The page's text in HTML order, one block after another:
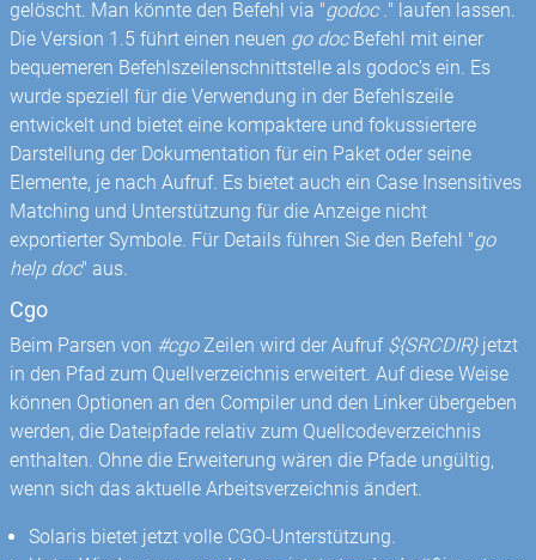
gelöscht. Man könnte den Befehl via "godoc ." laufen lassen.
Die Version 1.5 führt einen neuen go docBefehl mit einer
bequemeren Befehlszeilenschnittstelle als godoc's ein. Es
wurde speziell für die Verwendung in der Befehlszeile
entwickelt und bietet eine kompaktere und fokussiertere
Darstellung der Dokumentation für ein Paket oder seine
Elemente, je nach Aufruf. Es bietet auch ein Case Insensitives
Matching und Unterstützung für die Anzeige nicht
exportierter Symbole. Für Details führen Sie den Befehl "go
help doc" aus.
Cgo
Beim Parsen von #cgoZeilen wird der Aufruf ${SRCDIR}jetzt
in den Pfad zum Quellverzeichnis erweitert. Auf diese Weise
können Optionen an den Compiler und den Linker übergeben
werden, die Dateipfade relativ zum Quellcodeverzeichnis
enthalten. Ohne die Erweiterung wären die Pfade ungültig,
wenn sich das aktuelle Arbeitsverzeichnis ändert.
Solaris bietet jetzt volle CGO-Unterstützung.